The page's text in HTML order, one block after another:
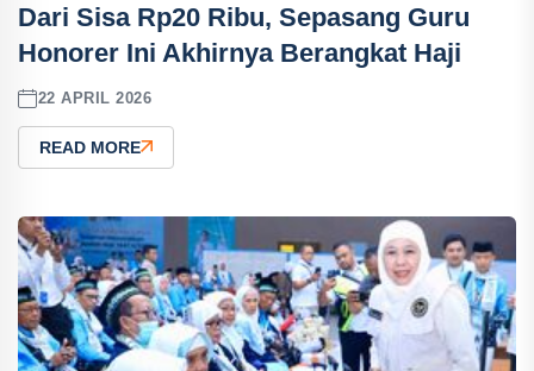
Dari Sisa Rp20 Ribu, Sepasang Guru
Honorer Ini Akhirnya Berangkat Haji
22 APRIL 2026
READ MORE